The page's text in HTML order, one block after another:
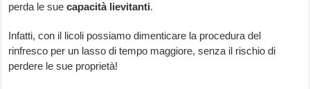
perda le suecapacità lievitanti.
Infatti, con il licoli possiamo dimenticare la procedura del
rinfresco per un lasso di tempo maggiore, senza il rischio di
perdere le sue proprietà!